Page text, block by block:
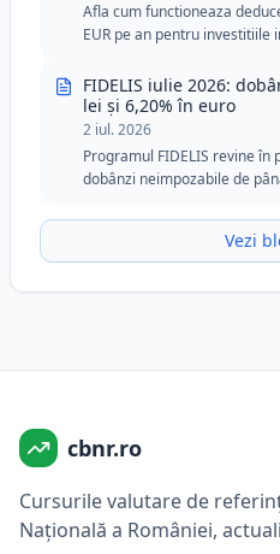
Afla cum functioneaza
EUR pe an pentru investitiile
FIDELIS iulie 2026:
lei și 6,20% în euro
2 iul. 2026
Programul FIDELIS revine
dobânzi neimpozabile de
donatorii de sânge în lei și
pentru investitorii careVezi
cbnr.ro
Cursurile valutare de
Națională a României,